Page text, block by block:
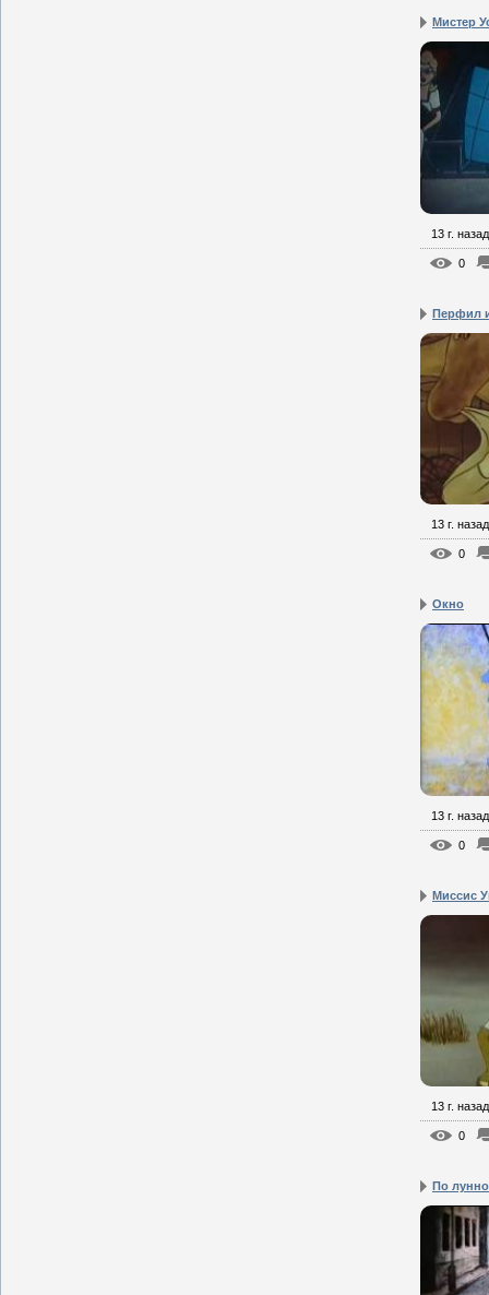
Мистер
13 г. назад
0
Перфил
13 г. назад
0
Окно
13 г. назад
0
Миссис
13 г. назад
0
По